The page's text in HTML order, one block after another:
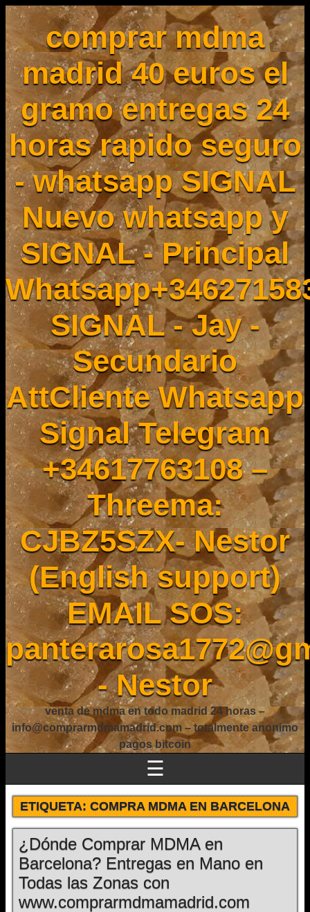
comprar mdma
madrid 40 euros el
gramo entregas 24
horas rapido seguro
- whatsapp SIGNAL
Nuevo whatsapp y
SIGNAL - Principal
SIGNAL - Jay -
Secundario
AttCliente Whatsapp
Signal Telegram
+34617763108 –
Threema:
CJBZ5SZX- Nestor
(English support)
EMAIL SOS:
- Nestor
venta de mdma en todo madrid 24 horas –
info@comprarmdmamadrid.com – totalmente anonimo
pagos bitcoin
☰
ETIQUETA:COMPRA MDMA EN BARCELONA
¿Dónde Comprar MDMA en
Barcelona? Entregas en Mano en
Todas las Zonas con
www.comprarmdmamadrid.com